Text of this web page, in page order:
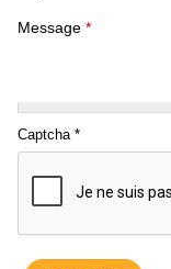
Message *